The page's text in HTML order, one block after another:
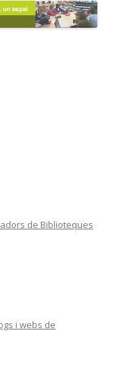
de Biblioteques
i webs de